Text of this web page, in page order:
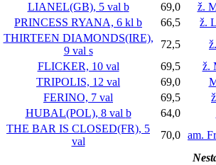
LIANEL(GB), 5 val b 69,0
ž.
PRINCESS RYANA, 6 kl b 66,5
ž.
THIRTEEN DIAMONDS(IRE),
9 val s
72,5
FLICKER, 10 val 69,5
ž.
TRIPOLIS, 12 val 69,0
FERINO, 7 val 69,5
HUBAL(POL), 8 val b 64,0
THE BAR IS CLOSED(FR), 5
val
70,0 am.